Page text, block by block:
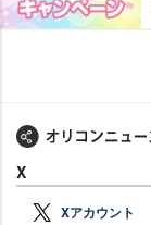
X
Xアカウント